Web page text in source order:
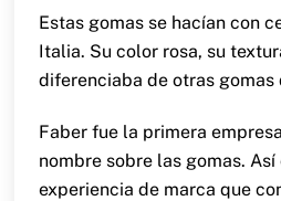
Estas gomas se hacían con
Italia. Su color rosa, su
diferenciaba de otras gomas
Faber fue la primera
nombre sobre las gomas.
experiencia de marca que